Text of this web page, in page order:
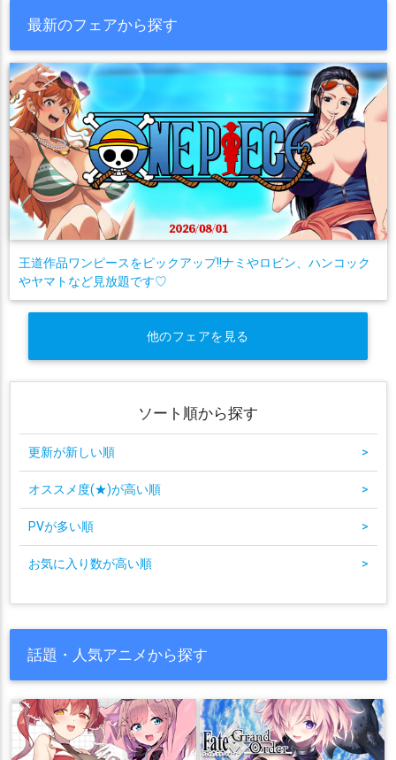
最新のフェアから探す
王道作品ワンピースをピックアップ!!ナミやロビン、ハンコック
やヤマトなど見放題です♡
他のフェアを見る
ソート順から探す
更新が新しい順 >
オススメ度(★)が高い順 >
PVが多い順 >
お気に入り数が高い順 >
話題・人気アニメから探す